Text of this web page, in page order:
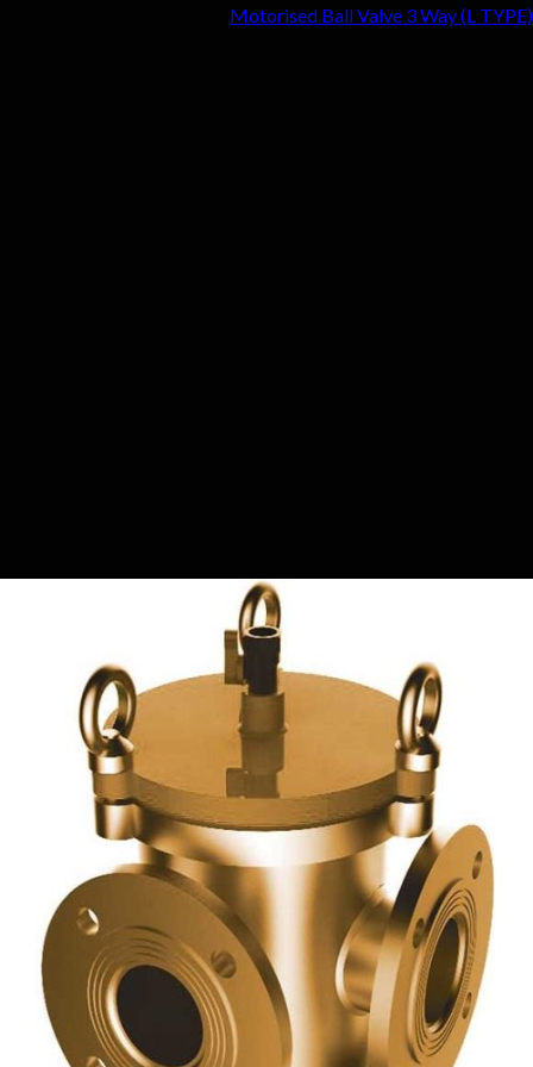
Motorised Ball Valve 3